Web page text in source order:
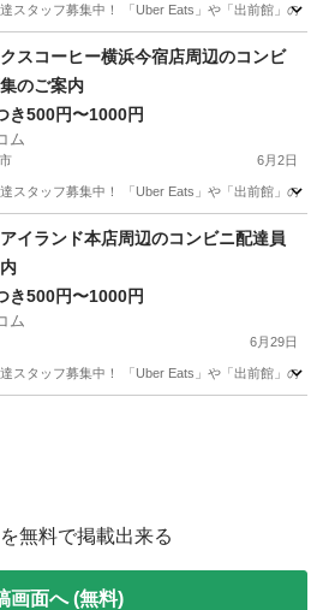
スタッフ募集中！ 「Uber Eats」や「出前館」の
ァミリーマート
スコーヒー横浜今宿店周辺のコンビ
のご案内
き500円〜1000円
ム
6月2日
スタッフ募集中！ 「Uber Eats」や「出前館」の
ファストフード
イランド本店周辺のコンビニ配達員
き500円〜1000円
ム
6月29日
スタッフ募集中！ 「Uber Eats」や「出前館」の
無料で掲載出来る
画面へ (無料)